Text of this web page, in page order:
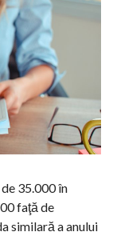
35.000 în
faţă de
similară a anului